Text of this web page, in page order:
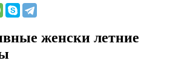
женски летние